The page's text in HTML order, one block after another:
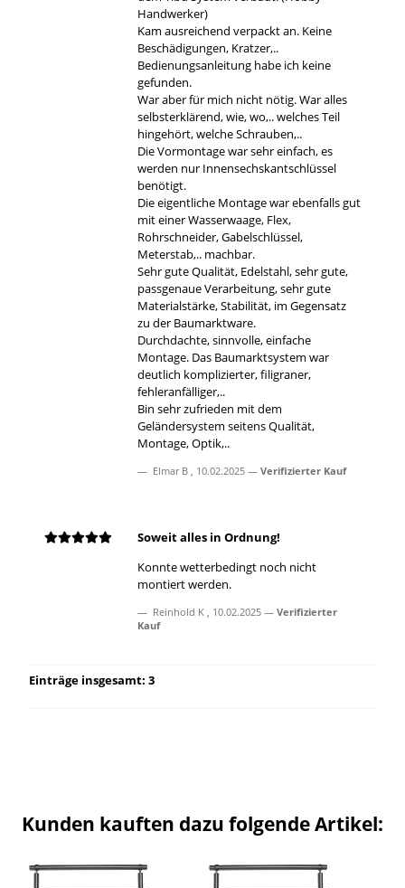
Handwerker)
Kam ausreichend verpackt an. Keine
Beschädigungen, Kratzer,..
Bedienungsanleitung habe ich keine
gefunden.
War aber für mich nicht nötig. War alles
selbsterklärend, wie, wo,.. welches Teil
hingehört, welche Schrauben,..
Die Vormontage war sehr einfach, es
werden nur Innensechskantschlüssel
benötigt.
Die eigentliche Montage war ebenfalls gut
mit einer Wasserwaage, Flex,
Rohrschneider, Gabelschlüssel,
Meterstab,.. machbar.
Sehr gute Qualität, Edelstahl, sehr gute,
passgenaue Verarbeitung, sehr gute
Materialstärke, Stabilität, im Gegensatz
zu der Baumarktware.
Durchdachte, sinnvolle, einfache
Montage. Das Baumarktsystem war
deutlich komplizierter, filigraner,
fehleranfälliger,..
Bin sehr zufrieden mit dem
Geländersystem seitens Qualität,
Montage, Optik,..
Elmar B , 10.02.2025 Verifizierter Kauf
Soweit alles in Ordnung!
Konnte wetterbedingt noch nicht
montiert werden.
Reinhold K , 10.02.2025
Verifizierter
Kauf
Einträge insgesamt: 3
Kunden kauften dazu folgende Artikel: